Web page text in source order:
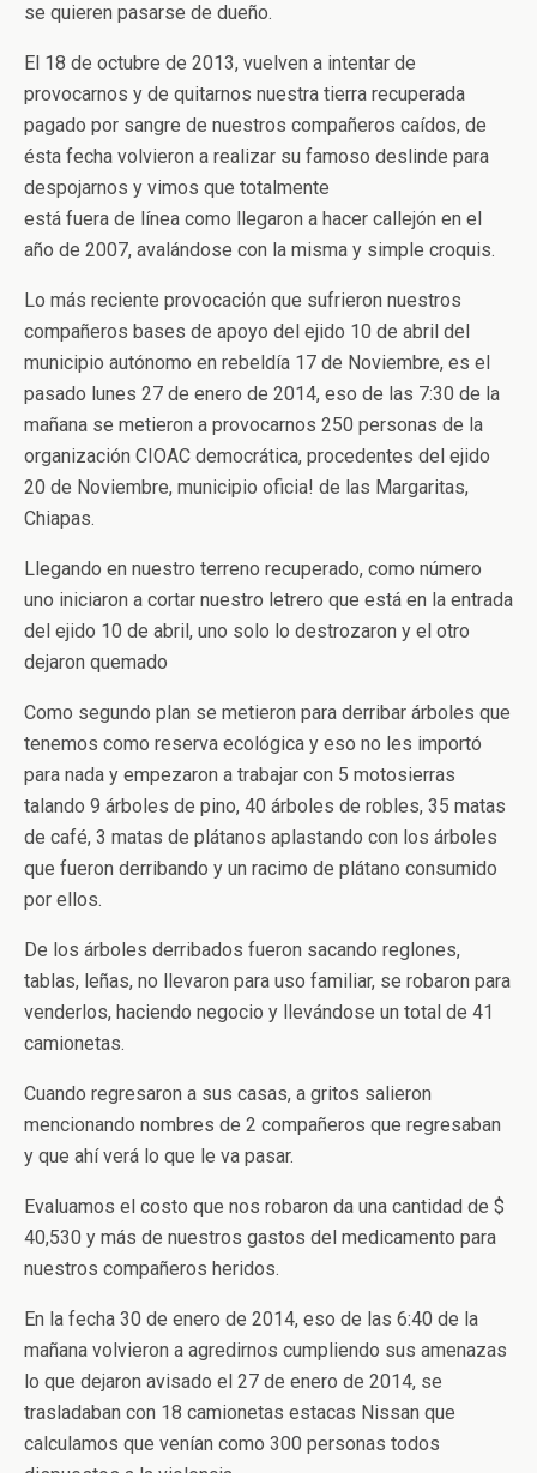
se quieren pasarse de dueño.
El 18 de octubre de 2013, vuelven a intentar de
provocarnos y de quitarnos nuestra tierra recuperada
pagado por sangre de nuestros compañeros caídos, de
ésta fecha volvieron a realizar su famoso deslinde para
despojarnos y vimos que totalmente
está fuera de línea como llegaron a hacer callejón en el
año de 2007, avalándose con la misma y simple croquis.
Lo más reciente provocación que sufrieron nuestros
compañeros bases de apoyo del ejido 10 de abril del
municipio autónomo en rebeldía 17 de Noviembre, es el
pasado lunes 27 de enero de 2014, eso de las 7:30 de la
mañana se metieron a provocarnos 250 personas de la
organización CIOAC democrática, procedentes del ejido
20 de Noviembre, municipio oficia! de las Margaritas,
Chiapas.
Llegando en nuestro terreno recuperado, como número
uno iniciaron a cortar nuestro letrero que está en la entrada
del ejido 10 de abril, uno solo lo destrozaron y el otro
dejaron quemado
Como segundo plan se metieron para derribar árboles que
tenemos como reserva ecológica y eso no les importó
para nada y empezaron a trabajar con 5 motosierras
talando 9 árboles de pino, 40 árboles de robles, 35 matas
de café, 3 matas de plátanos aplastando con los árboles
que fueron derribando y un racimo de plátano consumido
por ellos.
De los árboles derribados fueron sacando reglones,
tablas, leñas, no llevaron para uso familiar, se robaron para
venderlos, haciendo negocio y llevándose un total de 41
camionetas.
Cuando regresaron a sus casas, a gritos salieron
mencionando nombres de 2 compañeros que regresaban
y que ahí verá lo que le va pasar.
Evaluamos el costo que nos robaron da una cantidad de $
40,530 y más de nuestros gastos del medicamento para
nuestros compañeros heridos.
En la fecha 30 de enero de 2014, eso de las 6:40 de la
mañana volvieron a agredirnos cumpliendo sus amenazas
lo que dejaron avisado el 27 de enero de 2014, se
trasladaban con 18 camionetas estacas Nissan que
calculamos que venían como 300 personas todos